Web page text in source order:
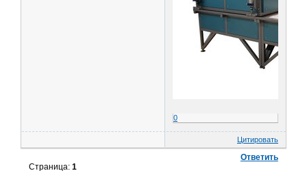
0
Цитировать
Ответить
Страница:1